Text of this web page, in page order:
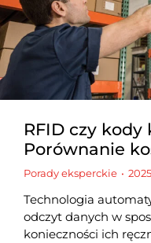
RFID czy kody
Porównanie
Porady eksperckie
Technologia
odczyt danych w
konieczności ich